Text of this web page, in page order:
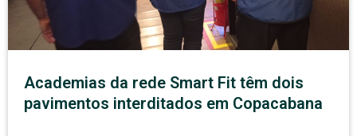
Academias da rede Smart Fit têm dois
pavimentos interditados em Copacabana